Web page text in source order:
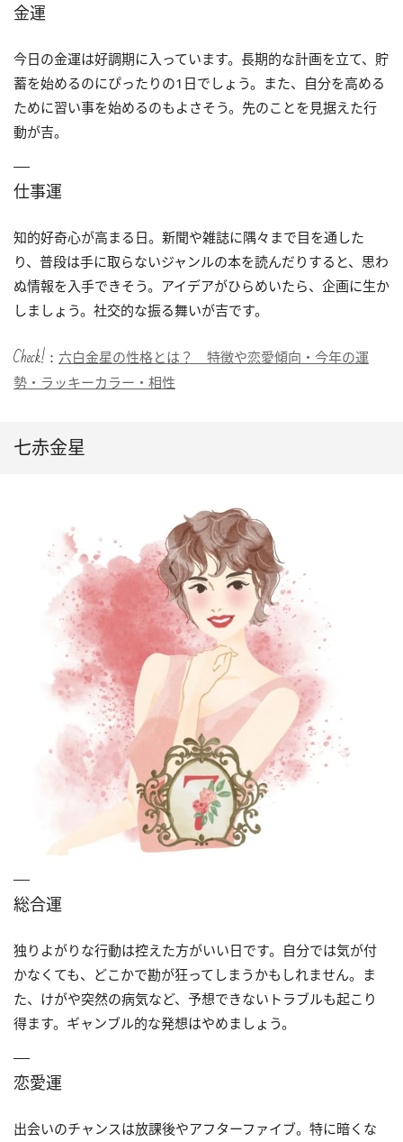
金運
今日の金運は好調期に入っています。長期的な計画を立て、貯
蓄を始めるのにぴったりの1日でしょう。また、自分を高める
ために習い事を始めるのもよさそう。先のことを見据えた行
動が吉。
仕事運
知的好奇心が高まる日。新聞や雑誌に隅々まで目を通した
り、普段は手に取らないジャンルの本を読んだりすると、思わ
ぬ情報を入手できそう。アイデアがひらめいたら、企画に生か
しましょう。社交的な振る舞いが吉です。
Check!： 六白金星の性格とは？ 特徴や恋愛傾向・今年の運
勢・ラッキーカラー・相性
七赤金星
総合運
独りよがりな行動は控えた方がいい日です。自分では気が付
かなくても、どこかで勘が狂ってしまうかもしれません。ま
た、けがや突然の病気など、予想できないトラブルも起こり
得ます。ギャンブル的な発想はやめましょう。
恋愛運
出会いのチャンスは放課後やアフターファイブ。特に暗くな